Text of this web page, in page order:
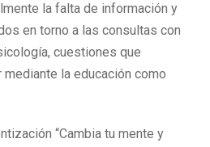
la falta de información y
en torno a las consultas con
cuestiones que
la educación como
“Cambia tu mente y